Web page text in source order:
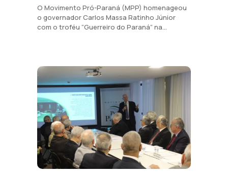
O Movimento Pró-Paraná (MPP) homenageou
o governador Carlos Massa Ratinho Júnior
com o troféu “Guerreiro do Paraná” na...